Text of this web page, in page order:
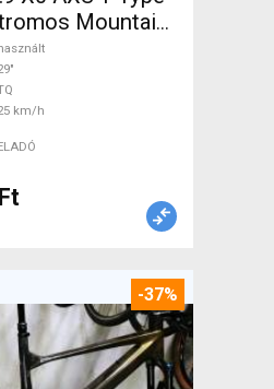
Mountain
/ fully TQ
km/h
-37%